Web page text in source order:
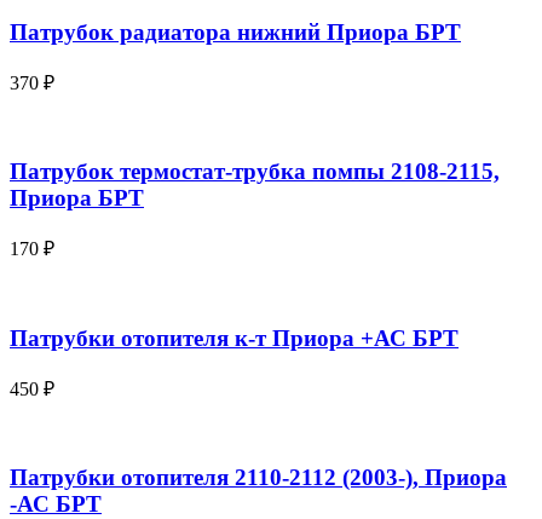
Патрубок радиатора нижний Приора БРТ
370 ₽
Патрубок термостат-трубка помпы 2108-2115,
Приора БРТ
170 ₽
Патрубки отопителя к-т Приора +АС БРТ
450 ₽
Патрубки отопителя 2110-2112 (2003-), Приора
-АС БРТ